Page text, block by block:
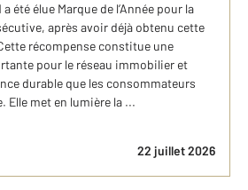
a été élue Marque de l’Année pour la
après avoir déjà obtenu cette
récompense constitue une
pour le réseau immobilier et
durable que les consommateurs
Elle met en lumière la ...
22 juillet 2026